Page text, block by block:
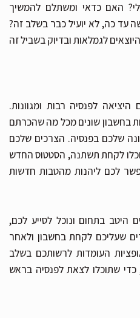
האם כדאי ומשתלם להמשיך
עד כה, לא יועיל כבר בשלב זה?
לגמלאות ובדיוק בשביל זה
לפנסיה רבות ומגוונות.
בחשבון שונים מכל מה שהכרתם
שלכם בפנסיה. הצרכים שלכם
לקחת תשתנה, הסטטוס החדש
לכם ליהנות מהטבות חדשות
היטב בתחום ונוכל לסייע לכם,
שעליכם לקחת בחשבון ולאחר
העומדות לרשותכם בשלב
שתוכלו לצאת לפנסיה בראש